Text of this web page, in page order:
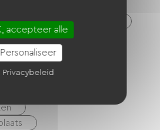
Schoonmaak met toeslag
Huisdieren toegelaten
accepteer alle
Personaliseer
Privacybeleid